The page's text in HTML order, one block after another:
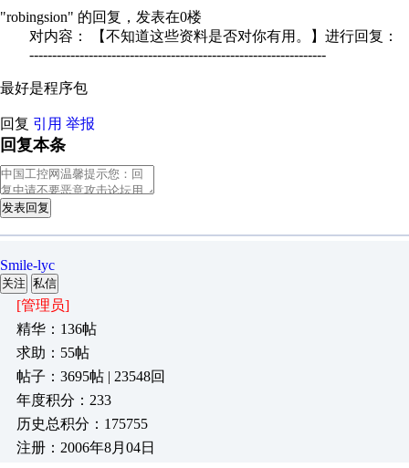
"robingsion" 的回复，发表在0楼
对内容： 【不知道这些资料是否对你有用。】进行回复：
-----------------------------------------------------------------
最好是程序包
回复 引用 举报
回复本条
发表回复
Smile-lyc
关注 私信
[管理员]
精华：136帖
求助：55帖
帖子：3695帖 | 23548回
年度积分：233
历史总积分：175755
注册：2006年8月04日